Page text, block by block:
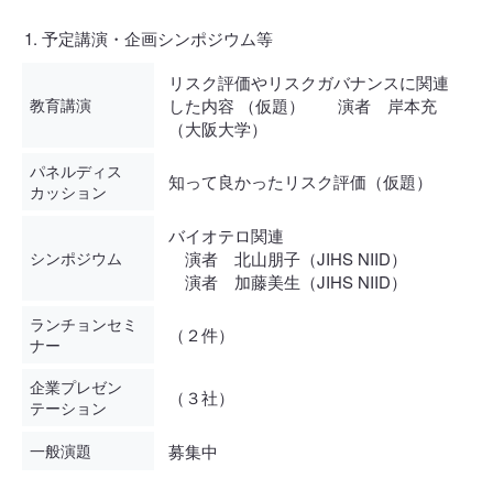
予定講演・企画シンポジウム等
教育講演
リスク評価やリスクガバナンスに関連
した内容 （仮題） 演者 岸本充
（大阪大学）
パネルディス
カッション
知って良かったリスク評価（仮題）
シンポジウム
バイオテロ関連
演者 北山朋子（JIHS NIID）
演者 加藤美生（JIHS NIID）
ランチョンセミ
ナー
（２件）
企業プレゼン
テーション
（３社）
一般演題 募集中